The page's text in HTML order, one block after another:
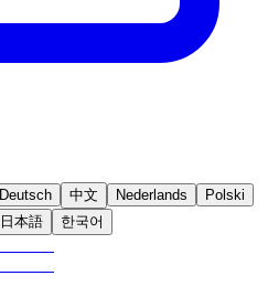
Deutsch 中文 Nederlands
Polski
日本語 한국어